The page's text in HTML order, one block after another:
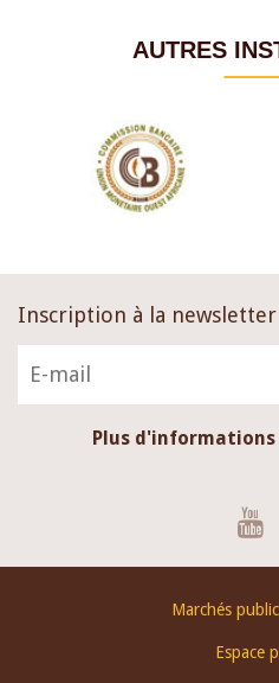
AUTRES
Inscription à la newsletter
Plus d'informations
Marchés
Espace